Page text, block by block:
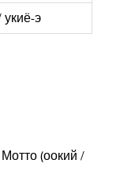
э
(оокий /